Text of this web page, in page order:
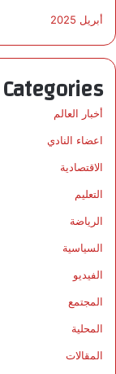
أبريل 2025
Categories
أخبار العالم
اعضاء النادي
الاقتصادية
التعليم
الرياضة
السياسية
الفيديو
المجتمع
المحلية
المقالات